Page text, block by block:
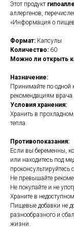
Этот продукт
аллергенов,
«Информация о
Формат: Капсулы
Количество: 60
Можно ли открыть
Назначение:
Принимайте по одной
рекомендациям врача.
Условия хранения:
Хранить в
тепла.
Противопоказания:
Если вы беременны,
или находитесь под
проконсультируйтесь
Не превышайте
Не покупайте и не
Храните в
Пищевые добавки не
разнообразного и
жизни.